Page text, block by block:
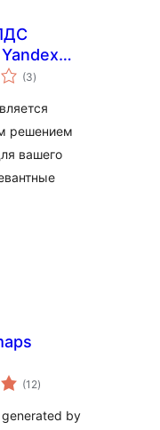
pinger
(3toplam
puan
)
решением
вашего
(12toplam
puan
)
generated by